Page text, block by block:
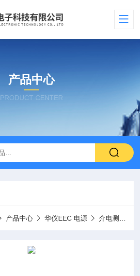
产品中心
PRODUCT CENTER
产品中心 华仪EEC 电源 介电测试矩阵式扫描仪